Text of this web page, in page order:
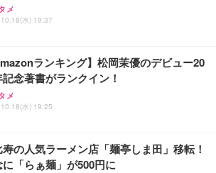
メ
水) 19:37
ランキング】松岡茉優のデビュー20
念著書がランクイン！
メ
水) 19:25
の人気ラーメン店「麺亭しま田」移転！
「らぁ麺」が500円に